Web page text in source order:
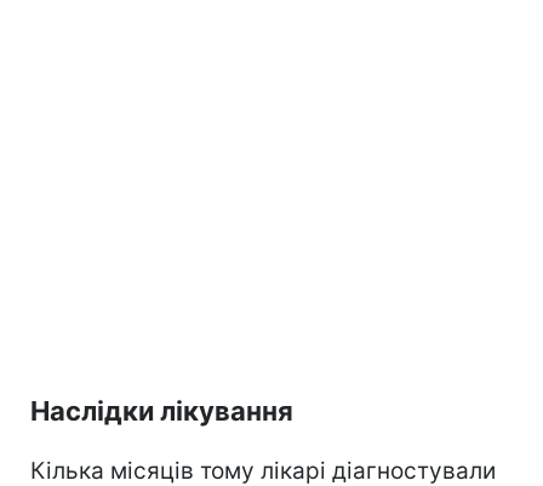
Наслідки лікування
Кілька місяців тому лікарі діагностували